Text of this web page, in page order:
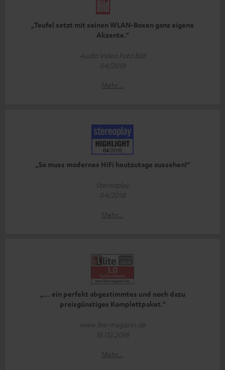
„Teufel setzt mit seinen WLAN-Boxen ganz eigene
Akzente.“
Audio Video Foto Bild
04/2018
Mehr...
„So muss modernes HiFi heutzutage aussehen!“
Stereoplay
04/2018
Mehr...
„… ein perfekt abgestimmtes und noch dazu
preisgünstiges Komplettpaket.“
www.lite-magazin.de
18.02.2018
Mehr...